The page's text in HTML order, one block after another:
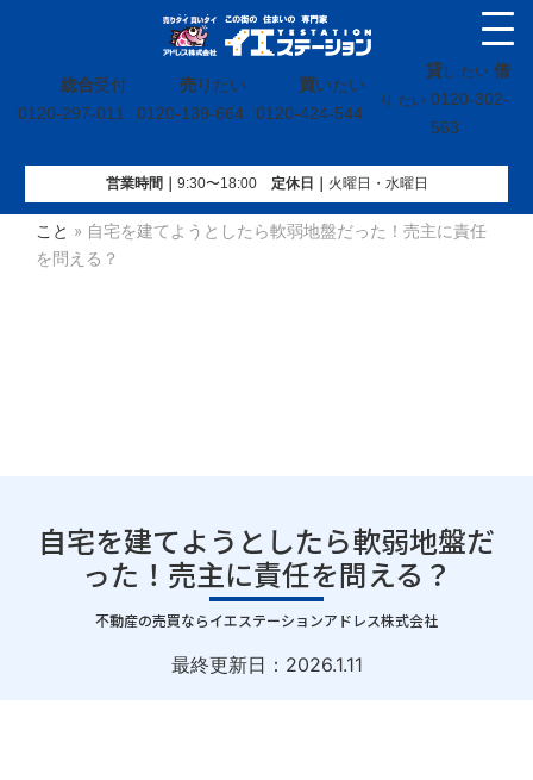
総合受付
0120-297-011
売りたい
0120-139-664
買いたい
0120-424-544
貸し たい 借
り たい 0120-302-
563
営業時間｜ 9:30〜18:00定休⽇｜ 火曜⽇・水曜⽇
イエステーション»不動産売却コラム»【売】土地や建物の
こと » 自宅を建てようとしたら軟弱地盤だった！売主に責任
を問える？
自宅を建てようとしたら軟弱地盤だ
った！売主に責任を問える？
｜
不動産の売買ならイエステーションアドレス株式会社
最終更新日： 2026.1.11